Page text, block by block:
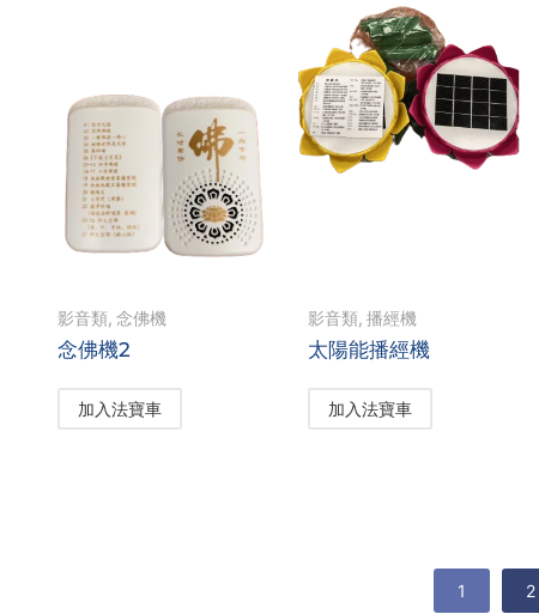
影音類, 念佛機
念佛機2
加入法寶車
影音類, 播經機
太陽能播經機
加入法寶車
1 2